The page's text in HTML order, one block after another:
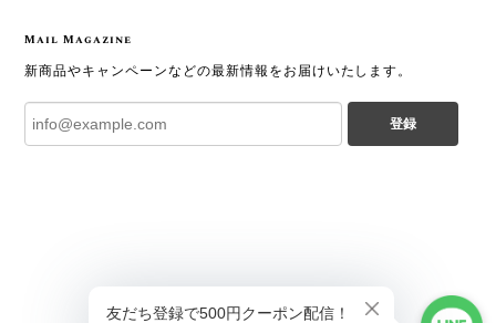
Mail Magazine
新商品やキャンペーンなどの最新情報をお届けいたします。
登録